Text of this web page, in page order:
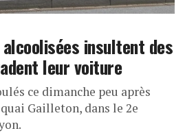
alcoolisées insultent des
leur voiture
ce dimanche peu après
Gailleton, dans le 2e